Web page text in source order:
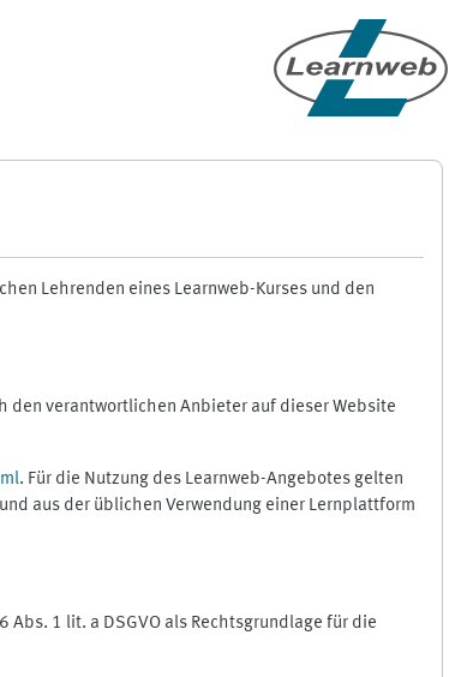
Lehrenden eines Learnweb-Kurses und den
den verantwortlichen Anbieter auf dieser Website
. Für die Nutzung des Learnweb-Angebotes gelten
aus der üblichen Verwendung einer Lernplattform
1 lit. a DSGVO als Rechtsgrundlage für die